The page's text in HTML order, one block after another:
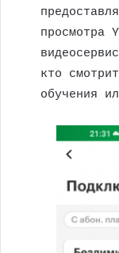
просмотра
кто
обучения